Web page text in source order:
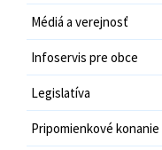
Médiá a verejnosť
Infoservis pre obce
Legislatíva
Pripomienkové konanie